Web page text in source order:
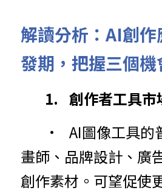
解讀分析：AI創
發期，把握三個機
1.	創作者工
畫師、品牌設計、廣
創作素材。可望促使